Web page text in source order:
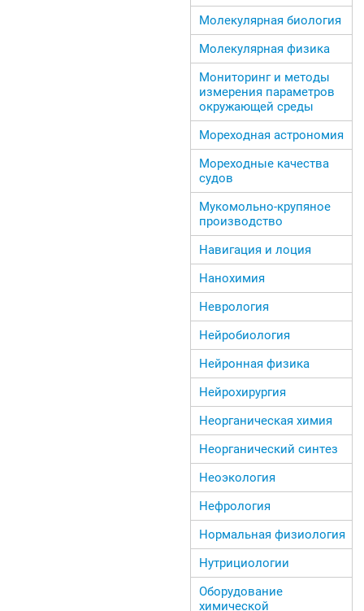
Молекулярная биология
Молекулярная физика
Мониторинг и методы
измерения параметров
окружающей среды
Мореходная астрономия
Мореходные качества
судов
Мукомольно-крупяное
производство
Навигация и лоция
Нанохимия
Неврология
Нейробиология
Нейронная физика
Нейрохирургия
Неорганическая химия
Неорганический синтез
Неоэкология
Нефрология
Нормальная физиология
Нутрициологии
Оборудование
химической